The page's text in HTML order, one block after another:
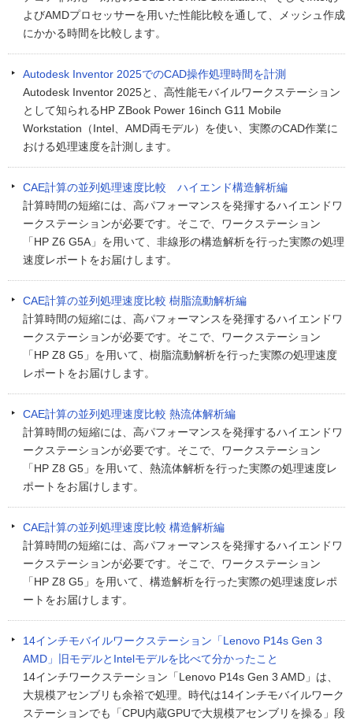
よびAMDプロセッサーを用いた性能比較を通して、メッシュ作成
にかかる時間を比較します。
Autodesk Inventor 2025でのCAD操作処理時間を計測
Autodesk Inventor 2025と、高性能モバイルワークステーション
として知られるHP ZBook Power 16inch G11 Mobile
Workstation（Intel、AMD両モデル）を使い、実際のCAD作業に
おける処理速度を計測します。
CAE計算の並列処理速度比較 ハイエンド構造解析編
計算時間の短縮には、高パフォーマンスを発揮するハイエンドワ
ークステーションが必要です。そこで、ワークステーション
「HP Z6 G5A」を用いて、非線形の構造解析を行った実際の処理
速度レポートをお届けします。
CAE計算の並列処理速度比較 樹脂流動解析編
計算時間の短縮には、高パフォーマンスを発揮するハイエンドワ
ークステーションが必要です。そこで、ワークステーション
「HP Z8 G5」を用いて、樹脂流動解析を行った実際の処理速度
レポートをお届けします。
CAE計算の並列処理速度比較 熱流体解析編
計算時間の短縮には、高パフォーマンスを発揮するハイエンドワ
ークステーションが必要です。そこで、ワークステーション
「HP Z8 G5」を用いて、熱流体解析を行った実際の処理速度レ
ポートをお届けします。
CAE計算の並列処理速度比較 構造解析編
計算時間の短縮には、高パフォーマンスを発揮するハイエンドワ
ークステーションが必要です。そこで、ワークステーション
「HP Z8 G5」を用いて、構造解析を行った実際の処理速度レポ
ートをお届けします。
14インチモバイルワークステーション「Lenovo P14s Gen 3
AMD」旧モデルとIntelモデルを比べて分かったこと
14インチワークステーション「Lenovo P14s Gen 3 AMD」は、
大規模アセンブリも余裕で処理。時代は14インチモバイルワーク
ステーションでも「CPU内蔵GPUで大規模アセンブリを操る」段